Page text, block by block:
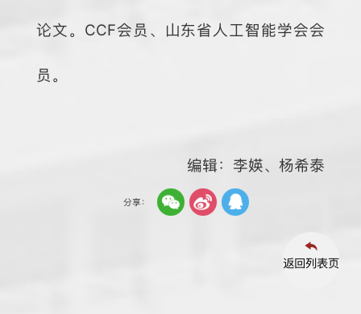
论文。CCF会员、山东省人工智能学会会
员。
编辑：李媖、杨希泰
分享：
返回列表页